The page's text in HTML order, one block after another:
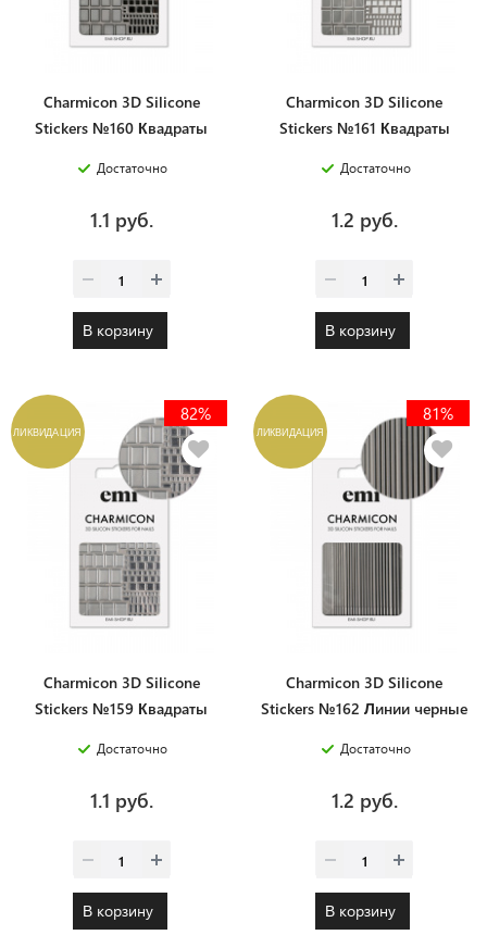
Charmicon 3D Silicone
Stickers №160 Квадраты
Достаточно
1.1 руб.
В корзину
Charmicon 3D Silicone
Stickers №161 Квадраты
Достаточно
1.2 руб.
В корзину
ЛИКВИДАЦИЯ
82%
Charmicon 3D Silicone
Stickers №159 Квадраты
Достаточно
1.1 руб.
В корзину
ЛИКВИДАЦИЯ
81%
Charmicon 3D Silicone
Stickers №162 Линии черные
Достаточно
1.2 руб.
В корзину